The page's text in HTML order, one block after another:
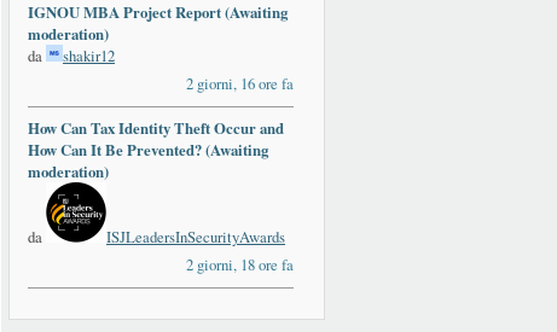
IGNOU MBA Project Report (Awaiting
moderation)
da
shakir12
2 giorni, 16 ore fa
How Can Tax Identity Theft Occur and
How Can It Be Prevented? (Awaiting
moderation)
da
ISJLeadersInSecurityAwards
2 giorni, 18 ore fa